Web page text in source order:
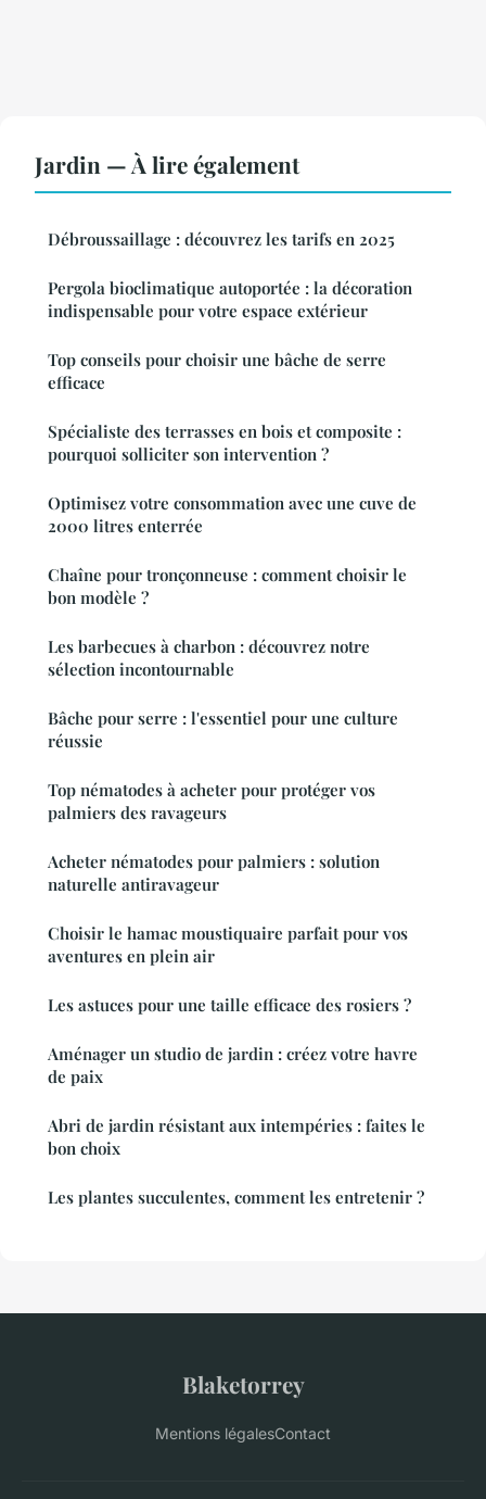
Jardin — À lire également
Débroussaillage : découvrez les tarifs en 2025
Pergola bioclimatique autoportée : la décoration
indispensable pour votre espace extérieur
Top conseils pour choisir une bâche de serre
efficace
Spécialiste des terrasses en bois et composite :
pourquoi solliciter son intervention ?
Optimisez votre consommation avec une cuve de
2000 litres enterrée
Chaîne pour tronçonneuse : comment choisir le
bon modèle ?
Les barbecues à charbon : découvrez notre
sélection incontournable
Bâche pour serre : l'essentiel pour une culture
réussie
Top nématodes à acheter pour protéger vos
palmiers des ravageurs
Acheter nématodes pour palmiers : solution
naturelle antiravageur
Choisir le hamac moustiquaire parfait pour vos
aventures en plein air
Les astuces pour une taille efficace des rosiers ?
Aménager un studio de jardin : créez votre havre
de paix
Abri de jardin résistant aux intempéries : faites le
bon choix
Les plantes succulentes, comment les entretenir ?
Blaketorrey
Mentions légalesContact